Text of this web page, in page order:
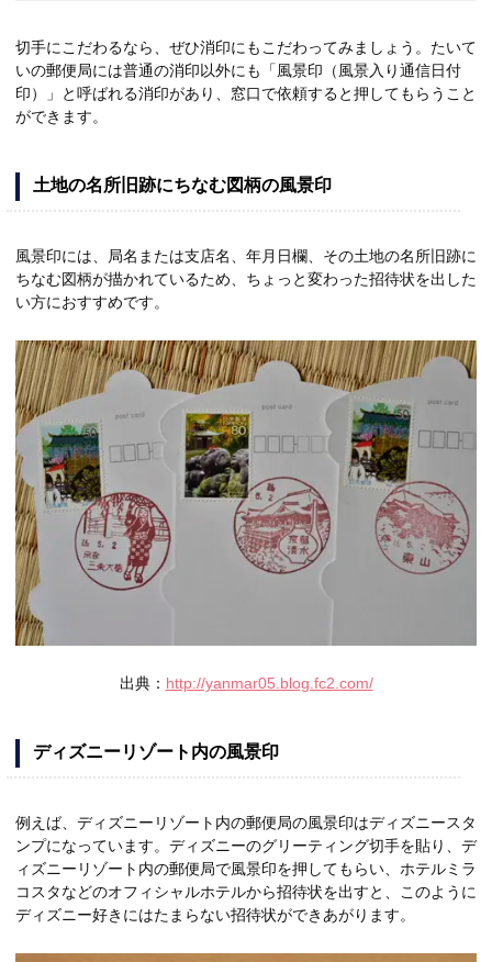
切手にこだわるなら、ぜひ消印にもこだわってみましょう。たいて
いの郵便局には普通の消印以外にも「風景印（風景入り通信日付
印）」と呼ばれる消印があり、窓口で依頼すると押してもらうこと
ができます。
土地の名所旧跡にちなむ図柄の風景印
風景印には、局名または支店名、年月日欄、その土地の名所旧跡に
ちなむ図柄が描かれているため、ちょっと変わった招待状を出した
い方におすすめです。
出典： http://yanmar05.blog.fc2.com/
ディズニーリゾート内の風景印
例えば、ディズニーリゾート内の郵便局の風景印はディズニースタ
ンプになっています。ディズニーのグリーティング切手を貼り、デ
ィズニーリゾート内の郵便局で風景印を押してもらい、ホテルミラ
コスタなどのオフィシャルホテルから招待状を出すと、このように
ディズニー好きにはたまらない招待状ができあがります。